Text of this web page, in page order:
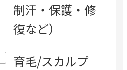
制汗・保護・修
復など）
育毛/スカルプ